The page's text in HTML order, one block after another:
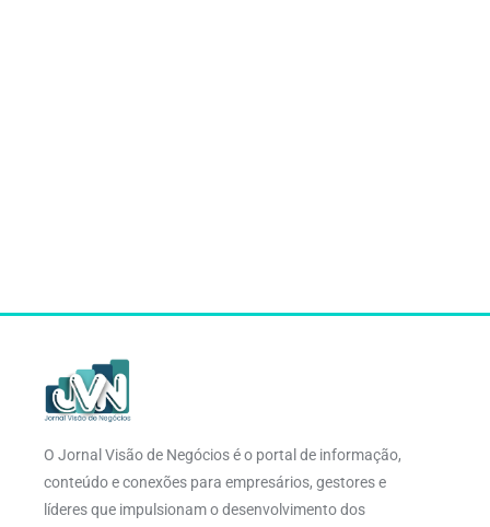
O Jornal Visão de Negócios é o portal de informação,
conteúdo e conexões para empresários, gestores e
líderes que impulsionam o desenvolvimento dos